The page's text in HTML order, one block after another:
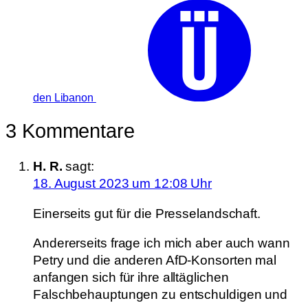
den Libanon
3 Kommentare
H. R. sagt:
18. August 2023 um 12:08 Uhr
Einerseits gut für die Presselandschaft.
Andererseits frage ich mich aber auch wann
Petry und die anderen AfD-Konsorten mal
anfangen sich für ihre alltäglichen
Falschbehauptungen zu entschuldigen und